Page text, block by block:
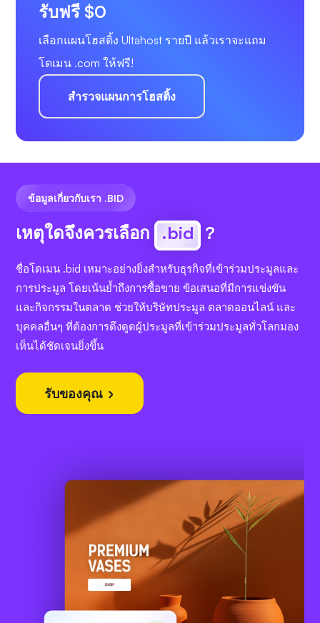
รับฟรี $0
เลือกแผนโฮสติ้ง Ultahost รายปี แล้วเราจะแถม
โดเมน .com ให้ฟรี!
สำรวจแผนการโฮสติ้ง
ข้อมูลเกี่ยวกับเรา .BID
เหตุใดจึงควรเลือก .bid ?
ชื่อโดเมน .bid เหมาะอย่างยิ่งสำหรับธุรกิจที่เข้าร่วมประมูลและ
การประมูล โดยเน้นย้ำถึงการซื้อขาย ข้อเสนอที่มีการแข่งขัน
และกิจกรรมในตลาด ช่วยให้บริษัทประมูล ตลาดออนไลน์ และ
บุคคลอื่นๆ ที่ต้องการดึงดูดผู้ประมูลที่เข้าร่วมประมูลทั่วโลกมอง
เห็นได้ชัดเจนยิ่งขึ้น
รับของคุณ